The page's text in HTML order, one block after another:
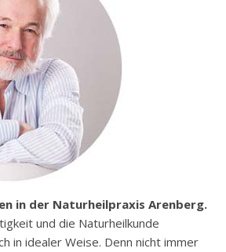
in der Naturheilpraxis Arenberg.
und die Naturheilkunde
in idealer Weise. Denn nicht immer